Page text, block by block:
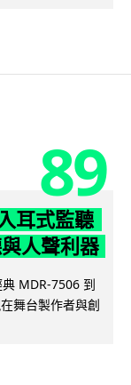
89
耳式監聽
人聲利器
MDR-7506 到
舞台製作者與創